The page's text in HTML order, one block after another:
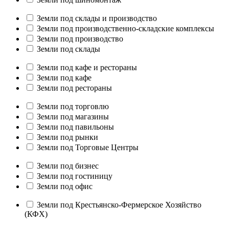
Земли под склады и производство
Земли под производственно-складские комплексы
Земли под производство
Земли под склады
Земли под кафе и рестораны
Земли под кафе
Земли под рестораны
Земли под торговлю
Земли под магазины
Земли под павильоны
Земли под рынки
Земли под Торговые Центры
Земли под бизнес
Земли под гостиницу
Земли под офис
Земли под Крестьянско-Фермерское Хозяйство
(КФХ)